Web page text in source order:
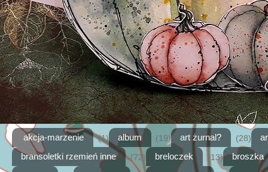
akcja-marzenie (1) album (19) art żurnal? (28)
bransoletki rzemień inne
(72) breloczek (13)
broszka